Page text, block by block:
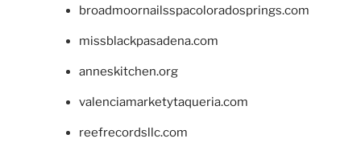
broadmoornailsspacoloradosprings.com
missblackpasadena.com
anneskitchen.org
valenciamarketytaqueria.com
reefrecordsllc.com